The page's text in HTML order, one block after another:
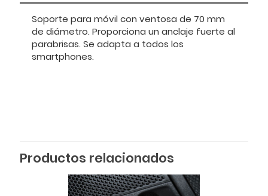
Soporte para móvil con ventosa de 70 mm
de diámetro. Proporciona un anclaje fuerte al
parabrisas. Se adapta a todos los
smartphones.
Productos relacionados